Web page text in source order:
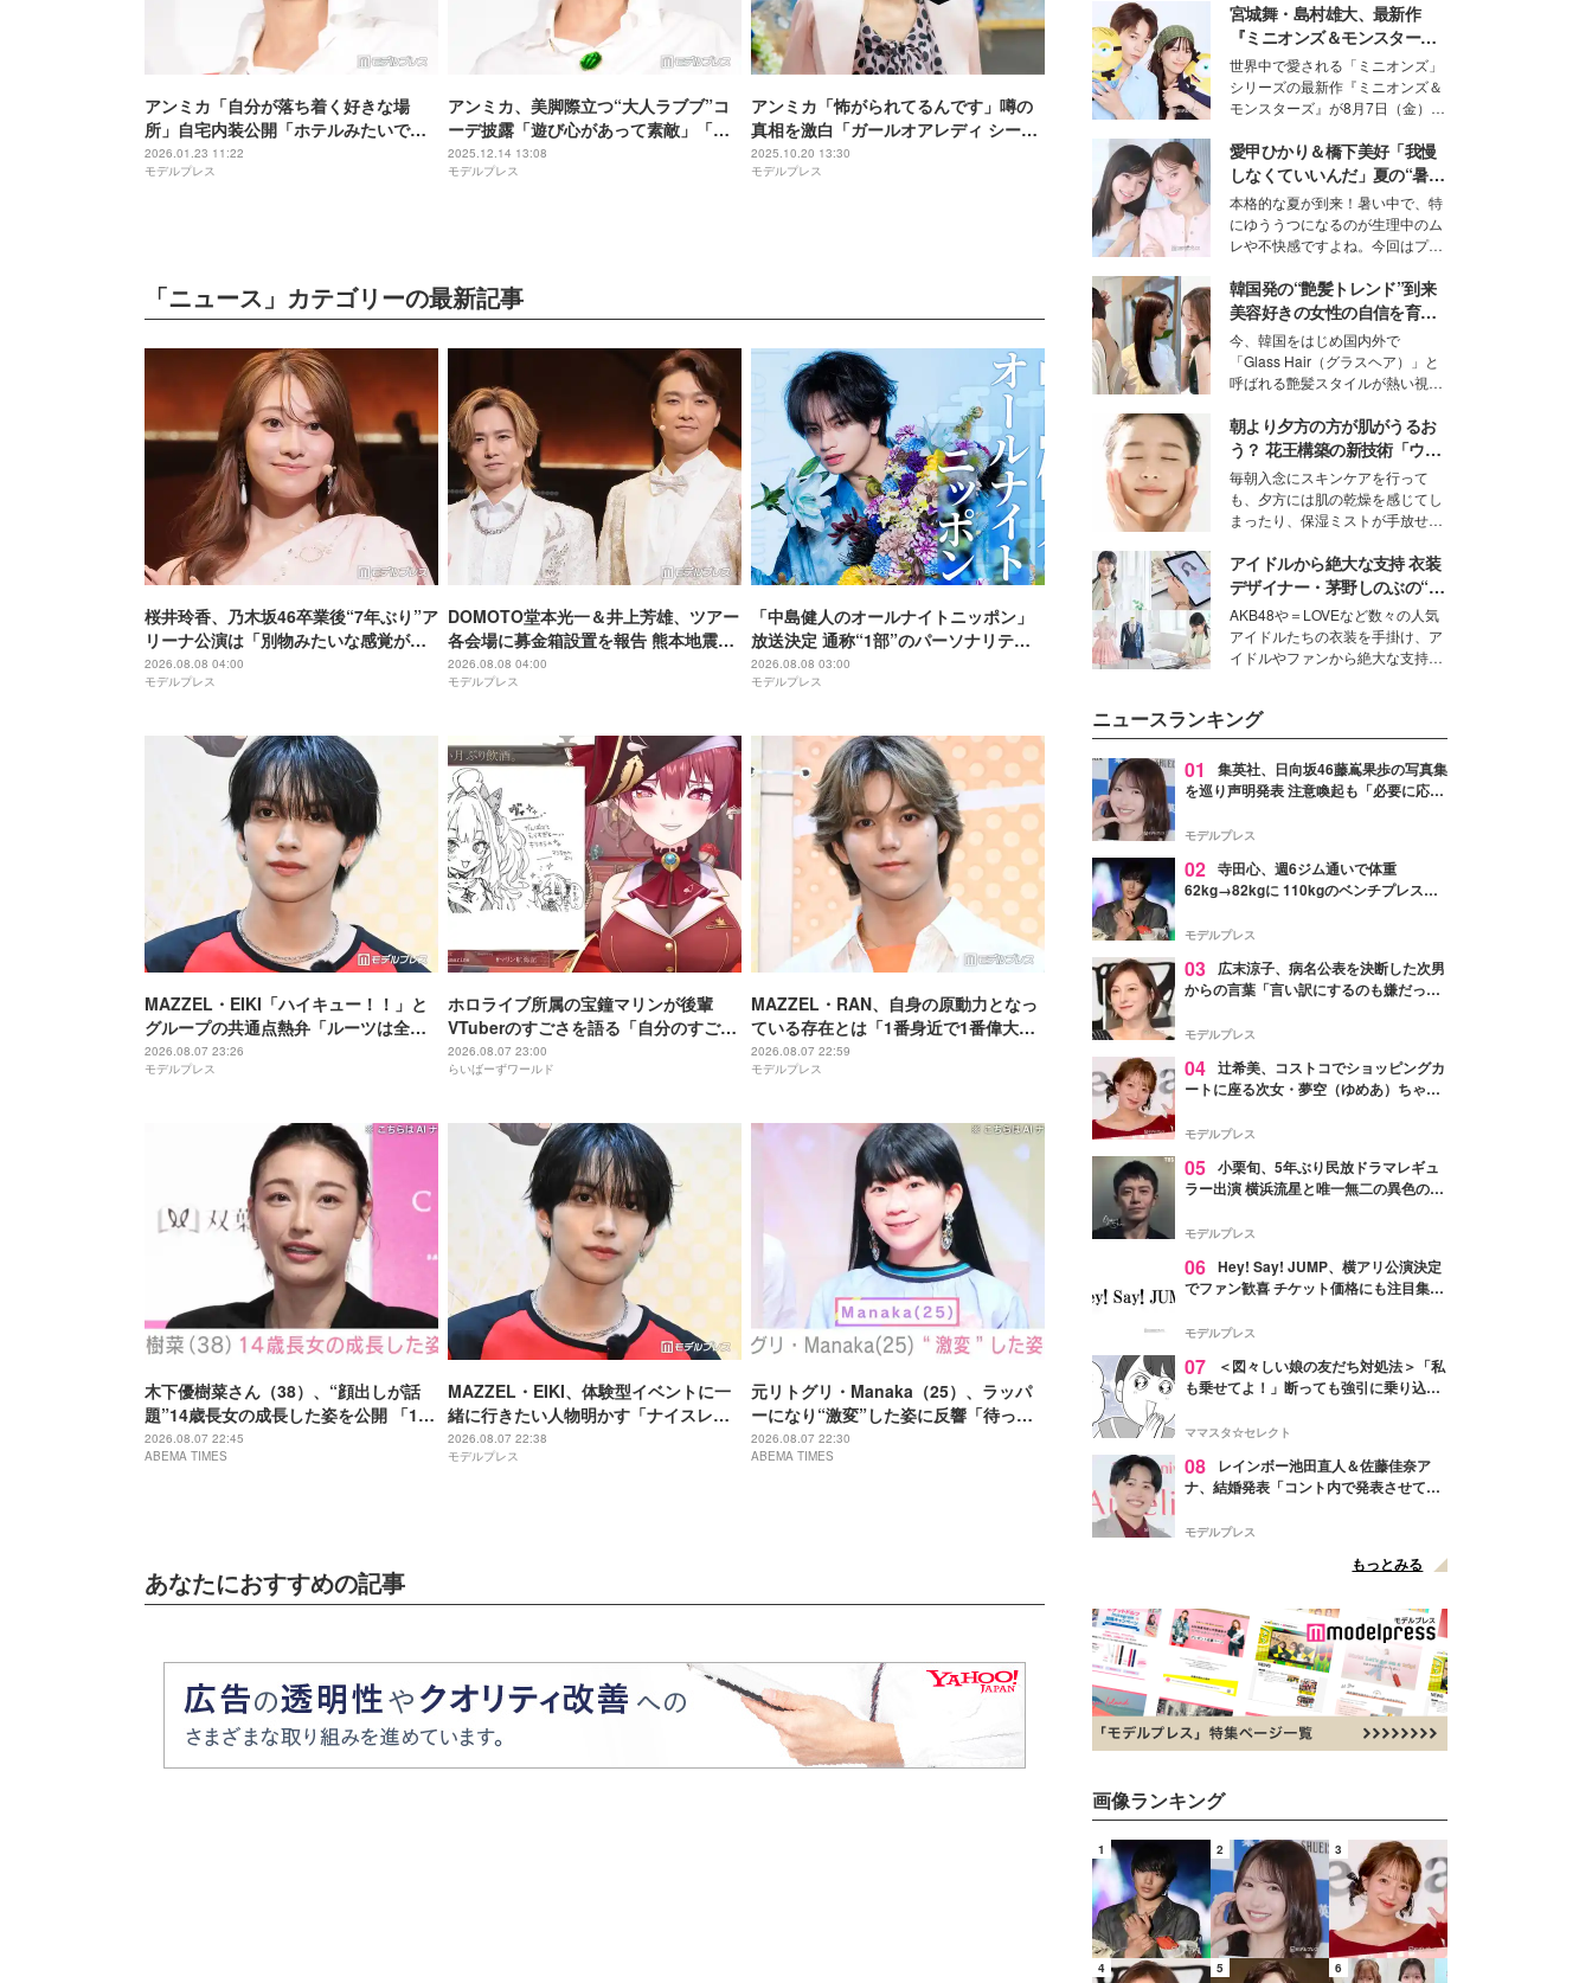
アンミカ「自分が落ち着く好きな場
所」自宅内装公開「ホテルみたいで素
敵」「お洒落で羨ましい」の声
2026.01.23 11:22
モデルプレス
アンミカ、美脚際立つ“大人ラブブ”コ
ーデ披露「遊び心があって素敵」「フ
ァー使いが上級者」と絶賛の声
2025.12.14 13:08
モデルプレス
アンミカ「怖がられてるんです」噂の
真相を激白「ガールオアレディ シーズ
ン2」予想外の結末にスタジオ騒然も
2025.10.20 13:30
モデルプレス
「ニュース」カテゴリーの最新記事
桜井玲香、乃木坂46卒業後“7年ぶり”ア
リーナ公演は「別物みたいな感覚があ
る」【New HISTORY COMING】
2026.08.08 04:00
モデルプレス
DOMOTO堂本光一＆井上芳雄、ツアー
各会場に募金箱設置を報告 熊本地震受
け「ステージから元気を届けられる形
になれば」
2026.08.08 04:00
モデルプレス
「中島健人のオールナイトニッポン」
放送決定 通称“1部”のパーソナリティ
初担当
2026.08.08 03:00
モデルプレス
MAZZEL・EIKI「ハイキュー！！」と
グループの共通点熱弁「ルーツは全然
違うんですけど」
2026.08.07 23:26
モデルプレス
ホロライブ所属の宝鐘マリンが後輩
VTuberのすごさを語る「自分のすごさ
に気づいてない」
2026.08.07 23:00
らいばーずワールド
MAZZEL・RAN、自身の原動力となっ
ている存在とは「1番身近で1番偉大な
存在」
2026.08.07 22:59
モデルプレス
木下優樹菜さん（38）、“顔出しが話
題”14歳長女の成長した姿を公開 「14
歳とは思えぬオトナっぽさ」「優樹菜
ちゃんにそっくりすぎる」など反響
2026.08.07 22:45
ABEMA TIMES
MAZZEL・EIKI、体験型イベントに一
緒に行きたい人物明かす「ナイスレシ
ーブするまで終わらない」
2026.08.07 22:38
モデルプレス
元リトグリ・Manaka（25）、ラッパ
ーになり“激変”した姿に反響「待っ
て」「昔から見てるけど 最近ずっと可
愛くなってる」
2026.08.07 22:30
ABEMA TIMES
あなたにおすすめの記事
宮城舞・島村雄大、最新作
『ミニオンズ＆モンスター
ズ』の魅力熱弁 ハチャメチャ
だけじゃない“友情と絆”に感
動
世界中で愛される「ミニオンズ」
シリーズの最新作『ミニオンズ＆
モンスターズ』が8月7日（金）に
ニオン好き”という共通点を持つモ
デルの宮城舞と島村雄大の特別対
談をお届け！それぞれの視点か
ら、今作ならではの魅力や予想外
の感動をもたらす奥深いストーリ
ーについて熱く語り合ってもらっ
た。
愛甲ひかり＆橋下美好「我慢
しなくていいんだ」夏の“暑さ
対策”の新しい選択肢とは？
本格的な夏が到来！暑い中で、特
にゆううつになるのが生理中のム
レや不快感ですよね。今回はプラ
モデル・愛甲ひかりさんと橋下美
好さんを迎えて本音で女子会トー
ク。猛暑のお出かけを快適に過ご
すヒントや、2人が感動した夏の
生理の新常識にも迫りました。
韓国発の“艶髪トレンド”到来
美容好きの女性の自信を育む
「ヘアケア事情」って？
今、韓国をはじめ国内外で
「Glass Hair（グラスヘア）」と
呼ばれる艶髪スタイルが熱い視線
ションの完成度を高めるベースと
して、“髪そのものの美しさ”に改
めて注目する人が増えている様
子。今回は、そんな憧れの艶やか
な髪を日常で叶える、美容好きの
女性たちのヘアケア事情を紹介し
ます。
朝より夕方の方が肌がうるお
う？ 花王構築の新技術「ウォ
ーターキャプチャリングスキ
ン（捕水肌）」がスキンケア
の常識を変える予感
毎朝入念にスキンケアを行って
も、夕方には肌の乾燥を感じてし
まったり、保湿ミストが手放せな
な美容の常識を大きく変える可能
性を秘めた、革新的な「Water
Capturing Skin（ウォーターキャ
プチャリングスキン：捕水肌）」
技術を、花王が構築した。
アイドルから絶大な支持 衣装
デザイナー・茅野しのぶの“可
愛い”を作る美学＜「シチズン
クロスシー」インタビュー＞
AKB48や＝LOVEなど数々の人気
アイドルたちの衣装を手掛け、ア
イドルやファンから絶大な支持を
ター・茅野しのぶ。一人ひとりの
個性に寄り添い、魅力を引き出す
衣装作りは、多くの女性たちに勇
気と自信を与え続けている。
ニュースランキング
01
集英社、日向坂46藤嶌果歩の写真集
を巡り声明発表 注意喚起も「必要に応じ
モデルプレス
02 寺田心、週6ジム通いで体重
62kg→82kgに 110kgのベンチプレス持
「かっこいい」と反響
モデルプレス
03
広末涼子、病名公表を決断した次男
からの言葉「言い訳にするのも嫌だっ
モデルプレス
04 辻希美、コストコでショッピングカ
ートに座る次女・夢空（ゆめあ）ちゃん
ぎ」「成長を感じる」の声
モデルプレス
05 小栗旬、5年ぶり民放ドラマレギュ
ラー出演 横浜流星と唯一無二の異色のバ
モデルプレス
06 Hey! Say! JUMP、横アリ公演決定
でファン歓喜 チケット価格にも注目集ま
モデルプレス
07
＜図々しい娘の友だち対処法＞「私
も乗せてよ！」断っても強引に乗り込ん
ママスタ☆セレクト
08
レインボー池田直人＆佐藤佳奈ア
ナ、結婚発表「コント内で発表させてい
点変更のため
モデルプレス
もっとみる
画像ランキング
1 2 3
4 5 6